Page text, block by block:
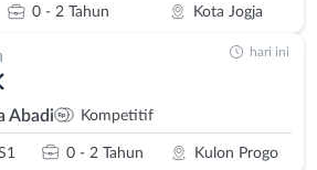
0 - 2 Tahun Kota Jogja
Abadi Kompetitif
0 - 2 Tahun Kulon Progo
hari ini